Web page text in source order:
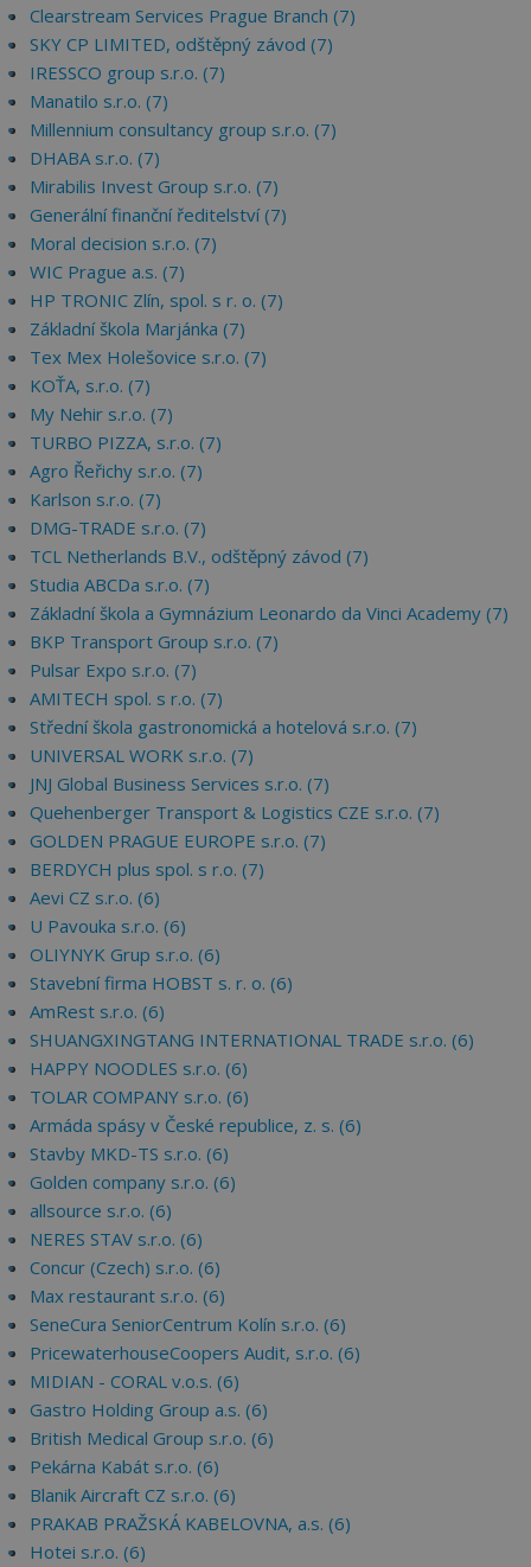
Clearstream Services Prague Branch (7)
SKY CP LIMITED, odštěpný závod (7)
IRESSCO group s.r.o. (7)
Manatilo s.r.o. (7)
Millennium consultancy group s.r.o. (7)
DHABA s.r.o. (7)
Mirabilis Invest Group s.r.o. (7)
Generální finanční ředitelství (7)
Moral decision s.r.o. (7)
WIC Prague a.s. (7)
HP TRONIC Zlín, spol. s r. o. (7)
Základní škola Marjánka (7)
Tex Mex Holešovice s.r.o. (7)
KOŤA, s.r.o. (7)
My Nehir s.r.o. (7)
TURBO PIZZA, s.r.o. (7)
Agro Řeřichy s.r.o. (7)
Karlson s.r.o. (7)
DMG-TRADE s.r.o. (7)
TCL Netherlands B.V., odštěpný závod (7)
Studia ABCDa s.r.o. (7)
Základní škola a Gymnázium Leonardo da Vinci Academy (7)
BKP Transport Group s.r.o. (7)
Pulsar Expo s.r.o. (7)
AMITECH spol. s r.o. (7)
Střední škola gastronomická a hotelová s.r.o. (7)
UNIVERSAL WORK s.r.o. (7)
JNJ Global Business Services s.r.o. (7)
Quehenberger Transport & Logistics CZE s.r.o. (7)
GOLDEN PRAGUE EUROPE s.r.o. (7)
BERDYCH plus spol. s r.o. (7)
Aevi CZ s.r.o. (6)
U Pavouka s.r.o. (6)
OLIYNYK Grup s.r.o. (6)
Stavební firma HOBST s. r. o. (6)
AmRest s.r.o. (6)
SHUANGXINGTANG INTERNATIONAL TRADE s.r.o. (6)
HAPPY NOODLES s.r.o. (6)
TOLAR COMPANY s.r.o. (6)
Armáda spásy v České republice, z. s. (6)
Stavby MKD-TS s.r.o. (6)
Golden company s.r.o. (6)
allsource s.r.o. (6)
NERES STAV s.r.o. (6)
Concur (Czech) s.r.o. (6)
Max restaurant s.r.o. (6)
SeneCura SeniorCentrum Kolín s.r.o. (6)
PricewaterhouseCoopers Audit, s.r.o. (6)
MIDIAN - CORAL v.o.s. (6)
Gastro Holding Group a.s. (6)
British Medical Group s.r.o. (6)
Pekárna Kabát s.r.o. (6)
Blanik Aircraft CZ s.r.o. (6)
PRAKAB PRAŽSKÁ KABELOVNA, a.s. (6)
Hotei s.r.o. (6)